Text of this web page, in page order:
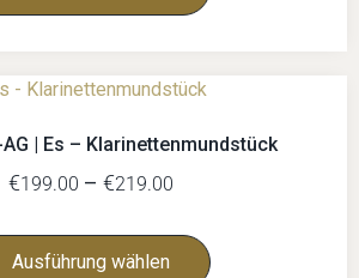
| Es – Klarinettenmundstück
€199.00 – €219.00
Ausführung wählen